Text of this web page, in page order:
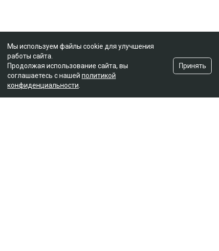
Мы используем файлы cookie для улучшения
работы сайта.
Продолжая использование сайта, вы
соглашаетесь с нашей политикой
конфиденциальности
Принять